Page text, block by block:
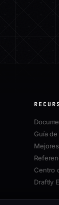
Guía
Centro
Draftly